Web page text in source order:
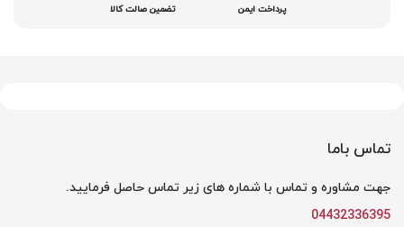
پرداخت ایمن تضمین صالت کالا
تماس باما
جهت مشاوره و تماس با شماره های زیر تماس حاصل فرمایید.
04432336395